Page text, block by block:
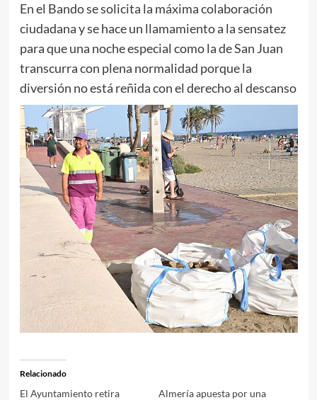
En el Bando se solicita la máxima colaboración
ciudadana y se hace un llamamiento a la sensatez
para que una noche especial como la de San Juan
transcurra con plena normalidad porque la
diversión no está reñida con el derecho al descanso
Relacionado
El Ayuntamiento retira
Almería apuesta por una